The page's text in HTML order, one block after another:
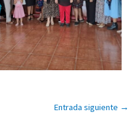
Entrada siguiente →